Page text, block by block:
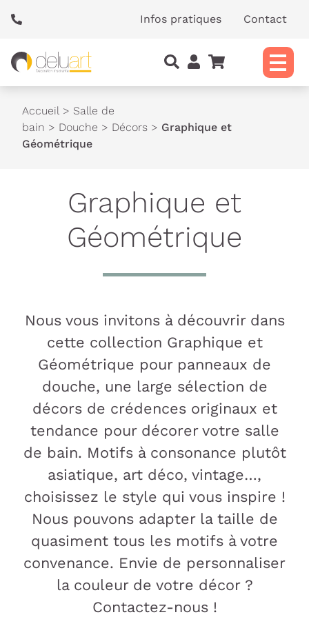
Infos pratiques Contact
Accueil > Salle de
bain > Douche > Décors > Graphique et
Géométrique
Graphique et
Géométrique
Nous vous invitons à découvrir dans
cette collection Graphique et
Géométrique pour panneaux de
douche, une large sélection de
décors de crédences originaux et
tendance pour décorer votre salle
de bain. Motifs à consonance plutôt
asiatique, art déco, vintage…,
choisissez le style qui vous inspire !
Nous pouvons adapter la taille de
quasiment tous les motifs à votre
convenance. Envie de personnaliser
la couleur de votre décor ?
Contactez-nous !